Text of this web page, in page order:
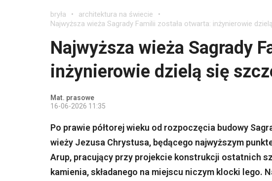
bryła
architektura na świecie
Najwyższa wieża Sagrady Familii została otwarta: inżynierowie
Najwyższa wieża Sagrady
inżynierowie dzielą się
Mat. prasowe
16-06-2026 11:35
Po prawie półtorej wieku od rozpoczęcia budowy
wieży Jezusa Chrystusa, będącego najwyższym
Arup, pracujący przy projekcie konstrukcji ostatnich
kamienia, składanego na miejscu niczym klocki lego.